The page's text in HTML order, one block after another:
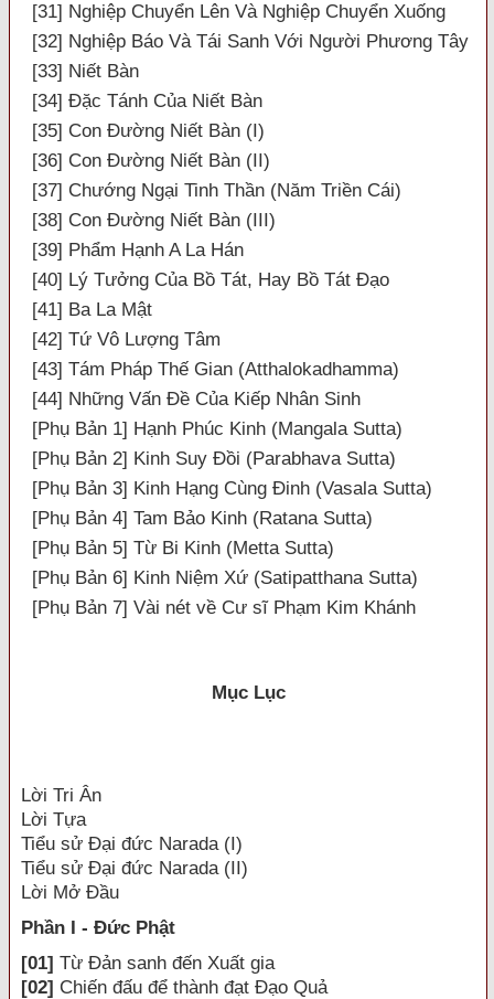
[31] Nghiệp Chuyển Lên Và Nghiệp Chuyển Xuống
[32] Nghiệp Báo Và Tái Sanh Với Người Phương Tây
[33] Niết Bàn
[34] Đặc Tánh Của Niết Bàn
[35] Con Đường Niết Bàn (I)
[36] Con Đường Niết Bàn (II)
[37] Chướng Ngại Tinh Thần (Năm Triền Cái)
[38] Con Đường Niết Bàn (III)
[39] Phẩm Hạnh A La Hán
[40] Lý Tưởng Của Bồ Tát, Hay Bồ Tát Đạo
[41] Ba La Mật
[42] Tứ Vô Lượng Tâm
[43] Tám Pháp Thế Gian (Atthalokadhamma)
[44] Những Vấn Đề Của Kiếp Nhân Sinh
[Phụ Bản 1] Hạnh Phúc Kinh (Mangala Sutta)
[Phụ Bản 2] Kinh Suy Đồi (Parabhava Sutta)
[Phụ Bản 3] Kinh Hạng Cùng Đinh (Vasala Sutta)
[Phụ Bản 4] Tam Bảo Kinh (Ratana Sutta)
[Phụ Bản 5] Từ Bi Kinh (Metta Sutta)
[Phụ Bản 6] Kinh Niệm Xứ (Satipatthana Sutta)
[Phụ Bản 7] Vài nét về Cư sĩ Phạm Kim Khánh
Mục Lục
Lời Tri Ân
Lời Tựa
Tiểu sử Đại đức Narada (I)
Tiểu sử Đại đức Narada (II)
Lời Mở Đầu
Phần I - Đức Phật
[01] Từ Đản sanh đến Xuất gia
[02] Chiến đấu để thành đạt Đạo Quả